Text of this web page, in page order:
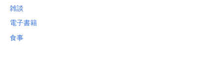
雑談
電子書籍
食事